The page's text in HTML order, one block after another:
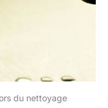
du nettoyage